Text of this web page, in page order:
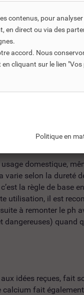
liquide
du baigneur,
le chlore perd de
calcaire
basique donne
qu'un excès de
domestique,
selon la dureté
la règle de base
utilisation, il est
à remonter le ph
quand
idées reçues, fait
fait
contenus, pour
en direct ou via des
accord. Nous
cliquant sur le lien
Politique en